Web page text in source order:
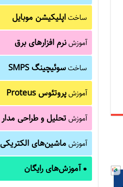
ساختاپلیکیشن موبایل
آموزشنرم افزارهای برق
ساختسوئیچینگ SMPS
آموزشپروتئوس Proteus
آموزشتحلیل و طراحی مدار
آموزشماشین‌های الکتریکی
●آموزش‌های رایگان